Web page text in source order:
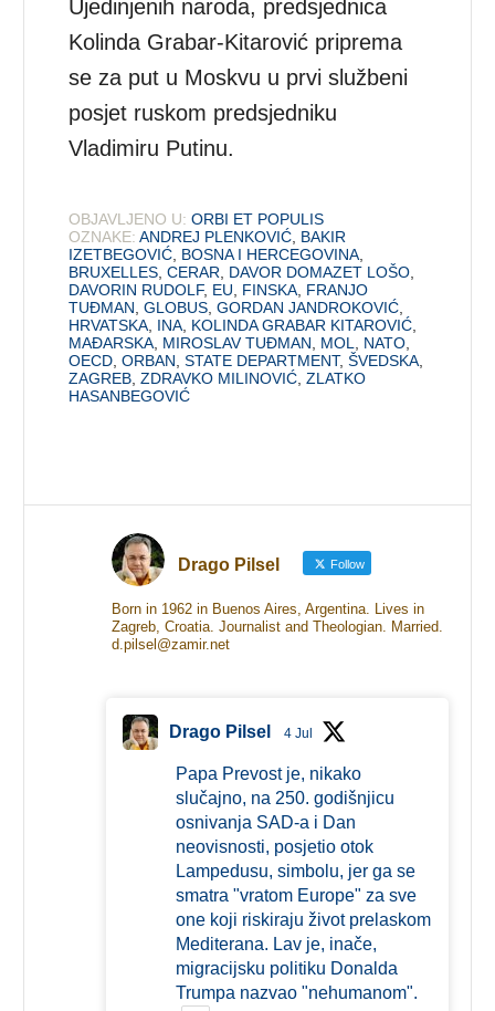
Ujedinjenih naroda, predsjednica
Kolinda Grabar-Kitarović priprema
se za put u Moskvu u prvi službeni
posjet ruskom predsjedniku
Vladimiru Putinu.
OBJAVLJENO U: ORBI ET POPULIS
OZNAKE: ANDREJ PLENKOVIĆ BAKIR
IZETBEGOVIĆ BOSNA I HERCEGOVINA
BRUXELLES ,CERAR DAVOR DOMAZET LOŠO
DAVORIN RUDOLF, EU FINSKA FRANJO
TUĐMAN ,GLOBUS ,GORDAN JANDROKOVIĆ
HRVATSKA INA KOLINDA GRABAR KITAROVIĆ
MAĐARSKA MIROSLAV TUĐMAN MOL NATO
OECD ,ORBAN ,STATE DEPARTMENT,ŠVEDSKA
ZAGREB ,ZDRAVKO MILINOVIĆ ,ZLATKO
HASANBEGOVIĆ
Drago Pilsel Follow
Born in 1962 in Buenos Aires, Argentina. Lives in
Zagreb, Croatia. Journalist and Theologian. Married.
d.pilsel@zamir.net
Drago Pilsel 4 Jul
Papa Prevost je, nikako
slučajno, na 250. godišnjicu
osnivanja SAD-a i Dan
neovisnosti, posjetio otok
Lampedusu, simbolu, jer ga se
smatra "vratom Europe" za sve
one koji riskiraju život prelaskom
Mediterana. Lav je, inače,
migracijsku politiku Donalda
Trumpa nazvao "nehumanom".